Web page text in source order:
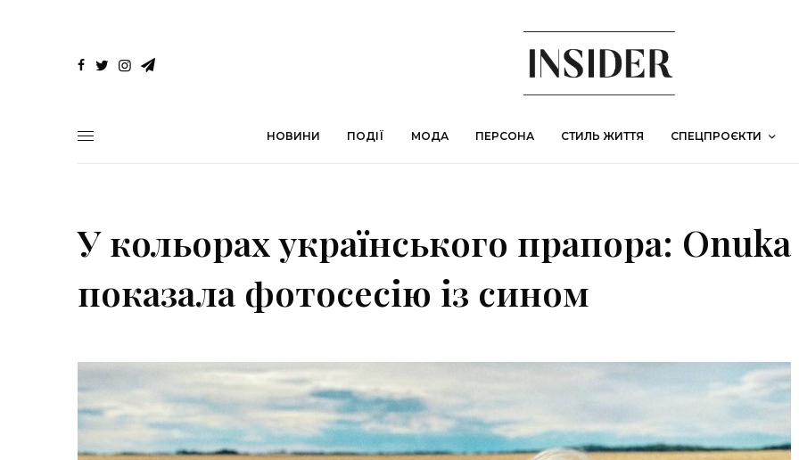
НОВИНИ ПОДІЇ МОДА ПЕРСОНА СТИЛЬ ЖИТТЯ СПЕЦПРОЄКТИ
У кольорах українського прапора: Onuka
показала фотосесію із сином